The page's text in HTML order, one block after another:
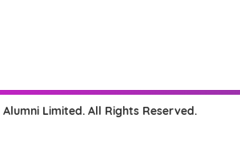
Limited. All Rights Reserved.